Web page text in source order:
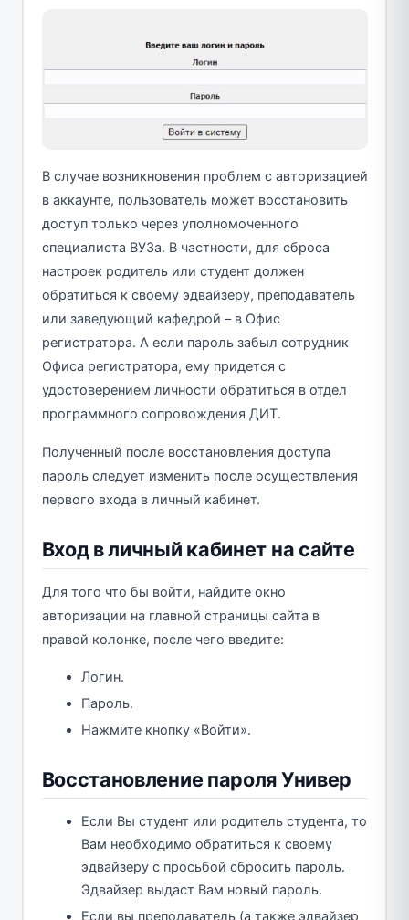
В случае возникновения проблем с авторизацией
в аккаунте, пользователь может восстановить
доступ только через уполномоченного
специалиста ВУЗа. В частности, для сброса
настроек родитель или студент должен
обратиться к своему эдвайзеру, преподаватель
или заведующий кафедрой – в Офис
регистратора. А если пароль забыл сотрудник
Офиса регистратора, ему придется с
удостоверением личности обратиться в отдел
программного сопровождения ДИТ.
Полученный после восстановления доступа
пароль следует изменить после осуществления
первого входа в личный кабинет.
Вход в личный кабинет на сайте
Для того что бы войти, найдите окно
авторизации на главной страницы сайта в
правой колонке, после чего введите:
Логин.
Пароль.
Нажмите кнопку «Войти».
Восстановление пароля Универ
Если Вы студент или родитель студента, то
Вам необходимо обратиться к своему
эдвайзеру с просьбой сбросить пароль.
Эдвайзер выдаст Вам новый пароль.
Если вы преподаватель (а также эдвайзер